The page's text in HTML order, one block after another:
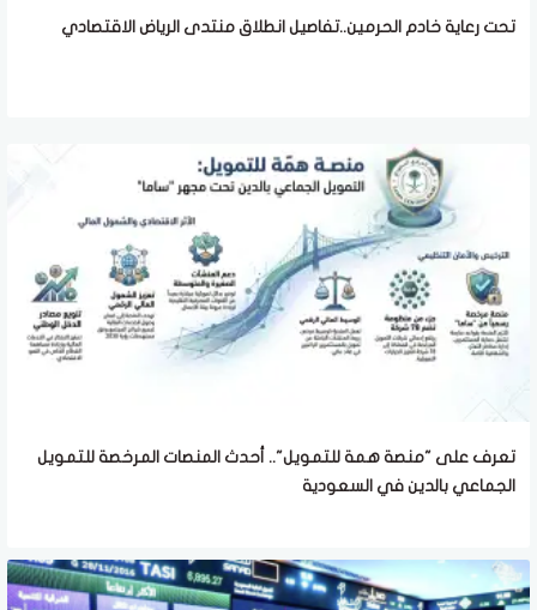
تحت رعاية خادم الحرمين..تفاصيل انطلاق منتدى الرياض الاقتصادي
تعرف على "منصة همة للتمويل".. أحدث المنصات المرخصة للتمويل
الجماعي بالدين في السعودية